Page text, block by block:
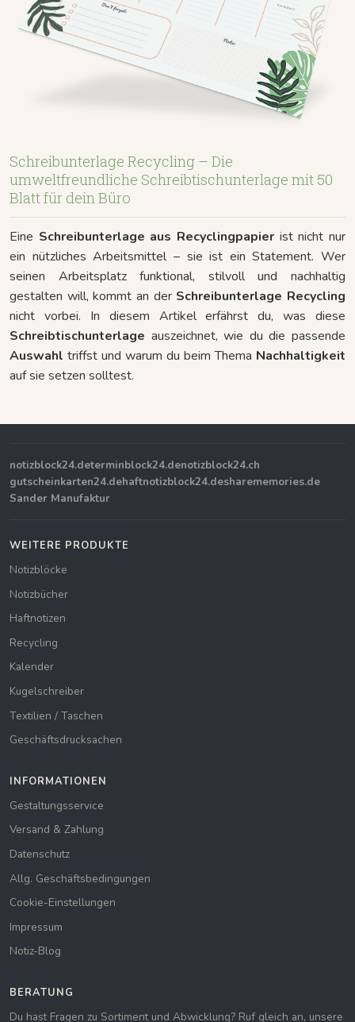
Schreibunterlage Recycling – Die
umweltfreundliche Schreibtischunterlage mit 50
Blatt für dein Büro
Eine Schreibunterlage aus Recyclingpapier ist nicht nur
ein nützliches Arbeitsmittel – sie ist ein Statement. Wer
seinen Arbeitsplatz funktional, stilvoll und nachhaltig
gestalten will, kommt an der Schreibunterlage Recycling
nicht vorbei. In diesem Artikel erfährst du, was diese
Schreibtischunterlage auszeichnet, wie du die passende
Auswahl triffst und warum du beim Thema Nachhaltigkeit
auf sie setzen solltest.
notizblock24.determinblock24.denotizblock24.ch
gutscheinkarten24.dehaftnotizblock24.desharememories.de
Sander Manufaktur
WEITERE PRODUKTE
Notizblöcke
Notizbücher
Haftnotizen
Recycling
Kalender
Kugelschreiber
Textilien / Taschen
Geschäftsdrucksachen
INFORMATIONEN
Gestaltungsservice
Versand & Zahlung
Datenschutz
Allg. Geschäftsbedingungen
Cookie-Einstellungen
Impressum
Notiz-Blog
BERATUNG
Du hast Fragen zu Sortiment und Abwicklung? Ruf gleich an, unsere